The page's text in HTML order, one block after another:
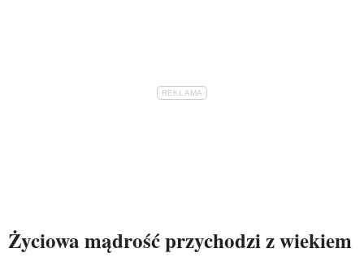
Życiowa mądrość przychodzi z wiekiem